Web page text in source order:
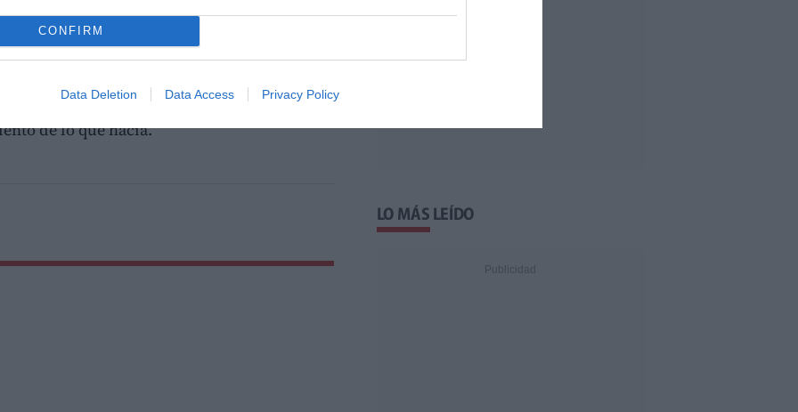
CONFIRM
Data Deletion Data Access Privacy Policy
mujer 18 veces.
la hemorragia que sufrió por el ataque y
es culpable y si lo hizo movido por
y de menosprecio hacia la pareja, así
de lo que hacía.
LO MÁS LEÍDO